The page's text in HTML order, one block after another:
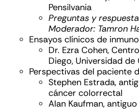
Pensilvania
Preguntas y
Moderador: Tamron
Ensayos clínicos de
Dr. Ezra Cohen,
Diego, Universidad de
Perspectivas del paciente
Stephen Estrada,
cáncer colorrectal
Alan Kaufman,